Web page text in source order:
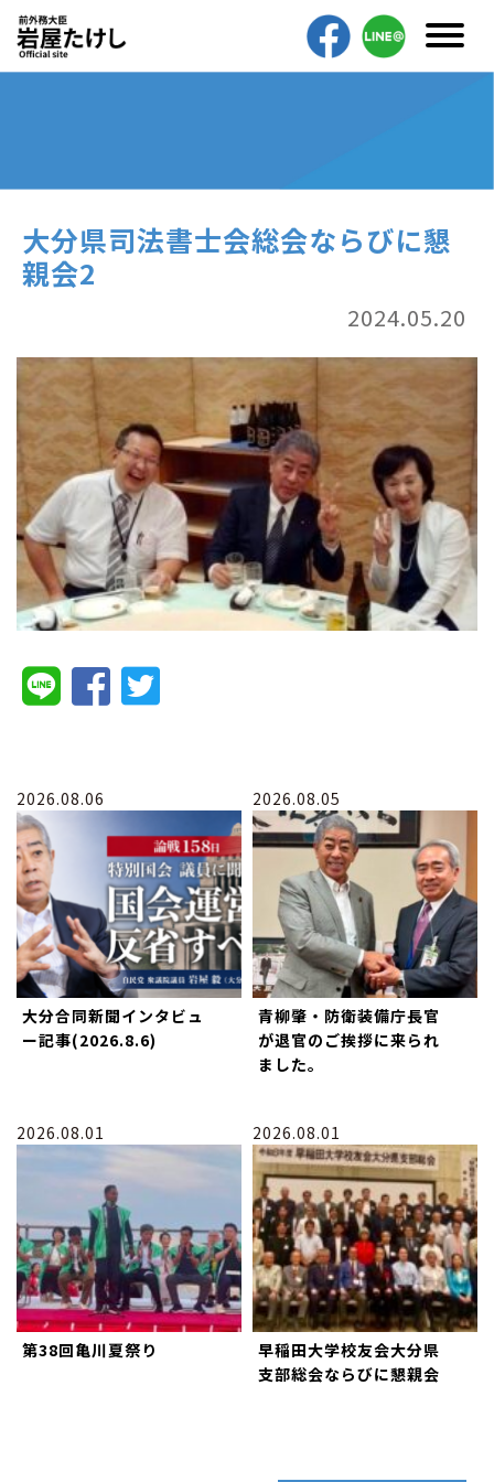
大分県司法書士会総会ならびに懇
親会2
2024.05.20
2026.08.06
大分合同新聞インタビュ
ー記事(2026.8.6)
2026.08.05
青柳肇・防衛装備庁長官
が退官のご挨拶に来られ
ました。
2026.08.01
第38回亀川夏祭り
2026.08.01
早稲田大学校友会大分県
支部総会ならびに懇親会